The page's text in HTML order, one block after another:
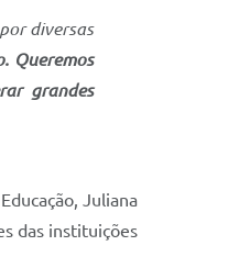
diversas
Queremos
grandes
Juliana
das instituições